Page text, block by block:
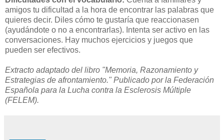
amigos tu dificultad a la hora de encontrar las palabras que
quieres decir. Diles cómo te gustaría que reaccionasen
(ayudándote o no a encontrarlas). Intenta ser activo en las
conversaciones. Hay muchos ejercicios y juegos que
pueden ser efectivos.
Extracto adaptado del libro "Memoria, Razonamiento y
Estrategias de afrontamiento." Publicado por la Federación
Española para la Lucha contra la Esclerosis Múltiple
(FELEM).